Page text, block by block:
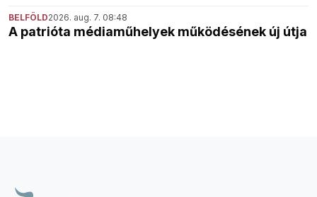
BELFÖLD2026. aug. 7. 08:48
A patrióta médiaműhelyek működésének új útja